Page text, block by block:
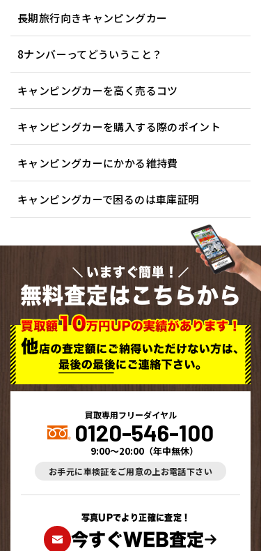
長期旅行向きキャンピングカー
8ナンバーってどういうこと？
キャンピングカーを高く売るコツ
キャンピングカーを購入する際のポイント
キャンピングカーにかかる維持費
キャンピングカーで困るのは車庫証明
いますぐ簡単！
無料査定はこちらから
買取専用フリーダイヤル
0120-546-100
9:00～20:00 （年中無休）
お手元に車検証をご用意の上お電話下さい
写真UPでより正確に査定！
今すぐWEB査定